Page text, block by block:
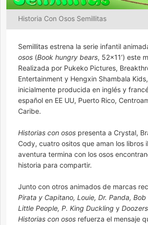
Historia Con Osos Semillitas
Semillitas estrena la serie infantil
osos (Book hungry bears, 52×11’) este
Realizada por Pukeko Pictures,
Entertainment y Hengxin Shambala
inicialmente producida en inglés y
español en EE UU, Puerto Rico,
Caribe.
Historias con osos presenta a Crystal,
Cody, cuatro ositos que aman los libros
aventura termina con los osos
historia para compartir.
Junto con otros animados de marcas
Pirata y Capitano, Louie, Dr. Panda,
Little People, P. King Duckling y Doozers
Historias con osos refuerza el mensaje